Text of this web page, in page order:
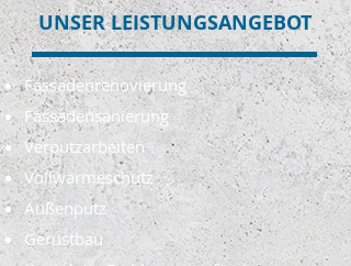
UNSER LEISTUNGSANGEBOT
Fassadenrenovierung
Fassadensanierung
Verputzarbeiten
Vollwärmeschutz
Außenputz
Gerüstbau